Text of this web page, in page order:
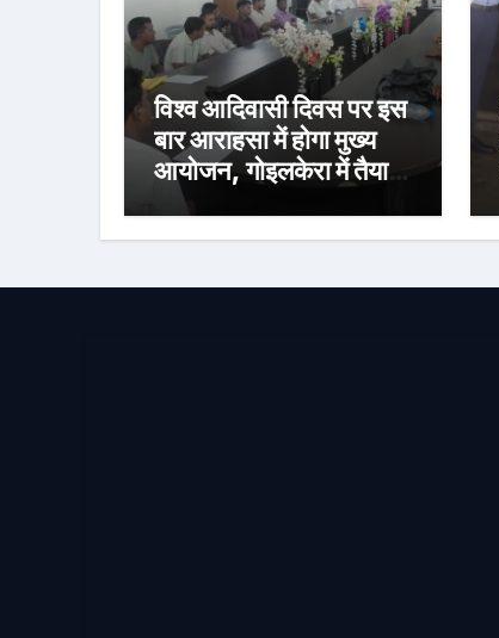
विश्व आदिवासी दिवस पर इस
बार आराहसा में होगा मुख्य
आयोजन, गोइलकेरा में तैयारी
बैठक संपन्न